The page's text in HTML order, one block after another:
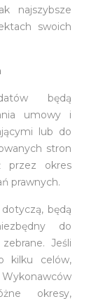
najszybsze
swoich
będą
umowy i
lub do
stron
przez okres
prawnych.
będą
do
Jeśli
kilku celów,
okresy,